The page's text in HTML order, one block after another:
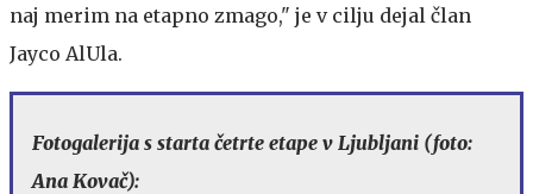
naj merim na etapno zmago," je v cilju dejal član
Jayco AlUla.
Fotogalerija s starta četrte etape v Ljubljani (foto:
Ana Kovač):